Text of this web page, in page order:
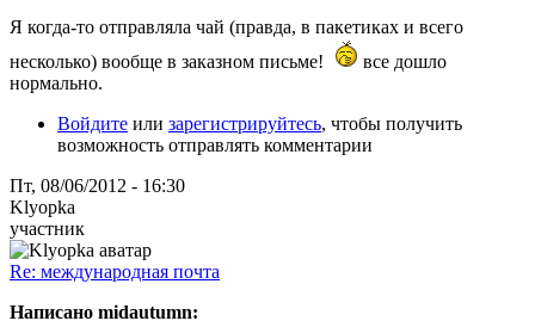
Я когда-то отправляла чай (правда, в пакетиках и всего
несколько) вообще в заказном письме!
все дошло
нормально.
Войдите или зарегистрируйтесь, чтобы получить
возможность отправлять комментарии
Пт, 08/06/2012 - 16:30
Klyopka
участник
Re: международная почта
Написано midautumn: